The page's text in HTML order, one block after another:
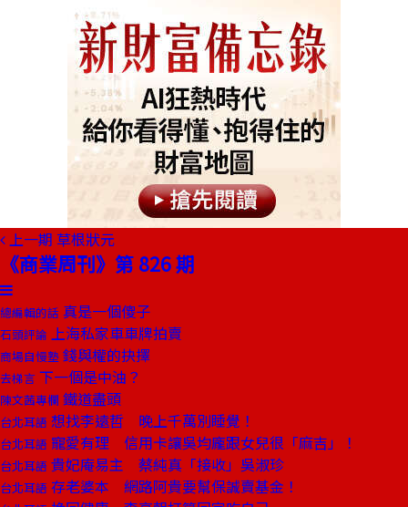
上一期 草根狀元
《商業周刊》第 826 期
總編輯的話 真是一個傻子
石頭評論 上海私家車車牌拍賣
商場自慢塾 錢與權的抉擇
去梯言 下一個是中油？
陳文茜專欄 鐵道盡頭
台北耳語 想找李遠哲 晚上千萬別睡覺！
台北耳語 寵愛有理 信用卡讓吳均龐跟女兒很「麻吉」！
台北耳語 貴妃庵易主 蔡純真「接收」吳淑珍
台北耳語 存老婆本 網路阿貴要幫保誠賣基金！